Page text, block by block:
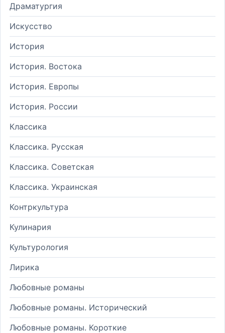
Драматургия
Искусство
История
История. Востока
История. Европы
История. России
Классика
Классика. Русская
Классика. Советская
Классика. Украинская
Контркультура
Кулинария
Культурология
Лирика
Любовные романы
Любовные романы. Исторический
Любовные романы. Короткие